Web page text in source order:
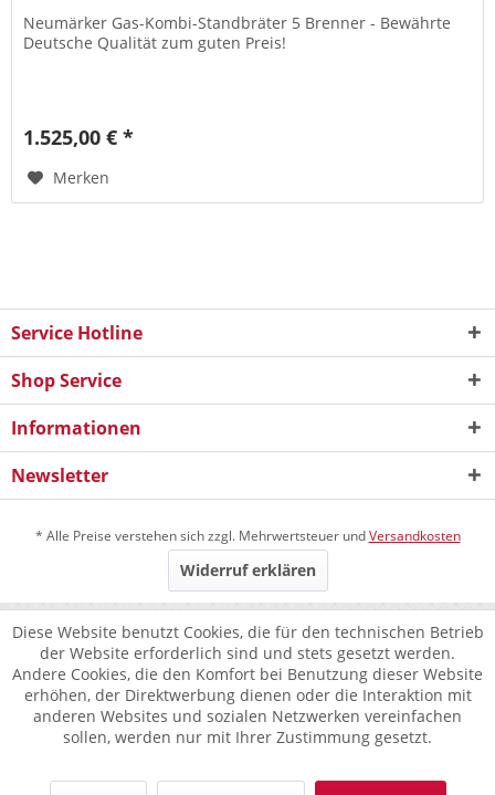
Neumärker Gas-Kombi-Standbräter 5 Brenner - Bewährte
Deutsche Qualität zum guten Preis!
1.525,00 € *
Merken
Service Hotline
Shop Service
Informationen
Newsletter
* Alle Preise verstehen sich zzgl. Mehrwertsteuer undVersandkosten
Widerruf erklären
Diese Website benutzt Cookies, die für den technischen Betrieb
der Website erforderlich sind und stets gesetzt werden.
Andere Cookies, die den Komfort bei Benutzung dieser Website
erhöhen, der Direktwerbung dienen oder die Interaktion mit
anderen Websites und sozialen Netzwerken vereinfachen
sollen, werden nur mit Ihrer Zustimmung gesetzt.